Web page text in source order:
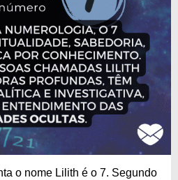
o nome Lilith é o 7. Segundo